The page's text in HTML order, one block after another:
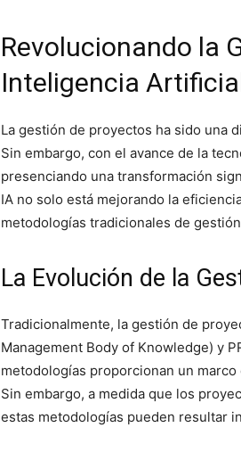
Revolucionando la
Inteligencia
La gestión de proyectos ha sido una
Sin embargo, con el avance de la
presenciando una transformación
IA no solo está mejorando la
metodologías tradicionales de
La Evolución de la
Tradicionalmente, la gestión de
Management Body of Knowledge) y
metodologías proporcionan un
Sin embargo, a medida que los
estas metodologías pueden resultar